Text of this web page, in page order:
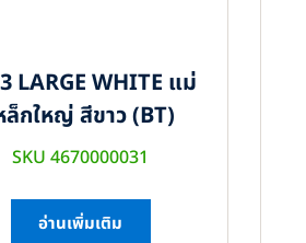
LARGE WHITE แม่
ล็กใหญ่ สีขาว (BT)
SKU 4670000031
อ่านเพิ่มเติม